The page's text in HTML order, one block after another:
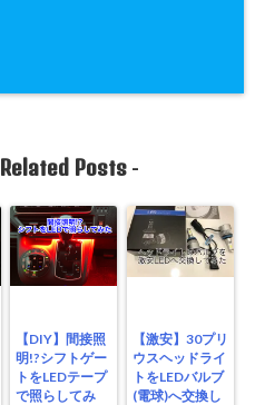
Related Posts-
【DIY】間接照
明!?シフトゲー
トをLEDテープ
で照らしてみ
【激安】30プリ
ウスヘッドライ
トをLEDバルブ
(電球)へ交換し